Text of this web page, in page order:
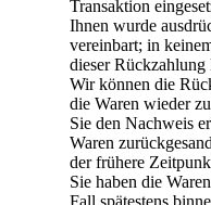
Transaktion
Ihnen wurde
vereinbart; in
dieser Rückzahlung
Wir können die
die Waren wieder
Sie den Nachweis
Waren
der frühere
Sie haben die
Fall spätestens